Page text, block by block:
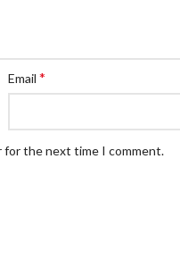
Email *
for the next time I comment.